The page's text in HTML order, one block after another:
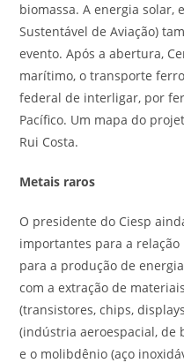
biomassa. A energia solar,
Sustentável de Aviação)
evento. Após a abertura,
marítimo, o transporte
federal de interligar, por
Pacífico. Um mapa do
Rui Costa.
Metais raros
O presidente do Ciesp
importantes para a
para a produção de
com a extração de
(transistores, chips,
(indústria aeroespacial, de
e o molibdênio (aço